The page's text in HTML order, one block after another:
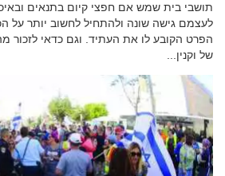
תושבי בית שמש אם חפצי קיום בתנאים
לעצמם גישה שונה ולהתחיל לחשוב יותר על
הפרט הקובע לו את העתיד. וגם כדאי לזכור
של וקנין...